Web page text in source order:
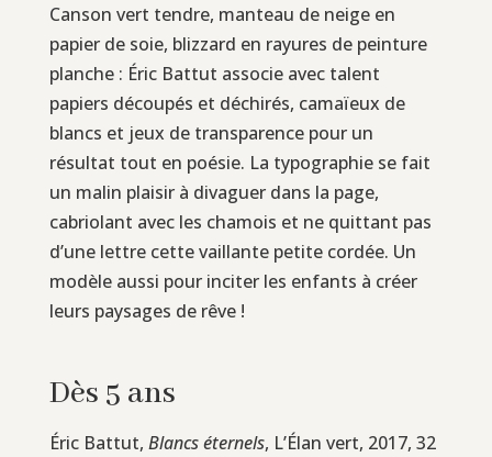
Canson vert tendre, manteau de neige en
papier de soie, blizzard en rayures de peinture
planche : Éric Battut associe avec talent
papiers découpés et déchirés, camaïeux de
blancs et jeux de transparence pour un
résultat tout en poésie. La typographie se fait
un malin plaisir à divaguer dans la page,
cabriolant avec les chamois et ne quittant pas
d’une lettre cette vaillante petite cordée. Un
modèle aussi pour inciter les enfants à créer
leurs paysages de rêve !
Dès 5 ans
Éric Battut, Blancs éternels, L’Élan vert, 2017, 32